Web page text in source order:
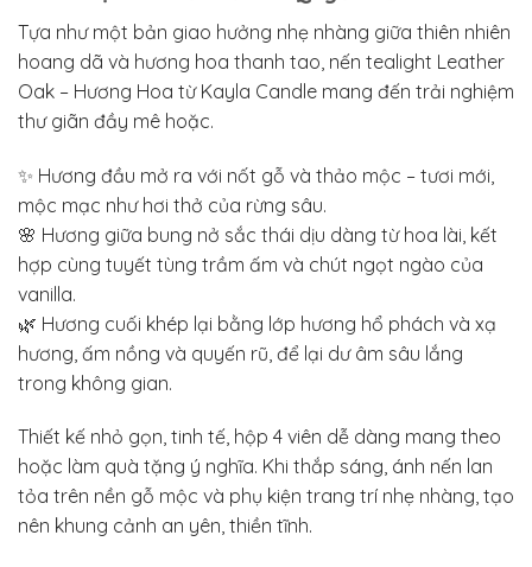
Tựa như một bản giao hưởng nhẹ nhàng giữa thiên nhiên
hoang dã và hương hoa thanh tao, nến tealight Leather
Oak – Hương Hoa từ Kayla Candle mang đến trải nghiệm
thư giãn đầy mê hoặc.
✨ Hương đầu mở ra với nốt gỗ và thảo mộc – tươi mới,
mộc mạc như hơi thở của rừng sâu.
🌸 Hương giữa bung nở sắc thái dịu dàng từ hoa lài, kết
hợp cùng tuyết tùng trầm ấm và chút ngọt ngào của
vanilla.
🌿 Hương cuối khép lại bằng lớp hương hổ phách và xạ
hương, ấm nồng và quyến rũ, để lại dư âm sâu lắng
trong không gian.
Thiết kế nhỏ gọn, tinh tế, hộp 4 viên dễ dàng mang theo
hoặc làm quà tặng ý nghĩa. Khi thắp sáng, ánh nến lan
tỏa trên nền gỗ mộc và phụ kiện trang trí nhẹ nhàng, tạo
nên khung cảnh an yên, thiền tĩnh.